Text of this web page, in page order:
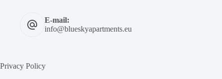
E-mail:
info@blueskyapartments.eu
Privacy Policy